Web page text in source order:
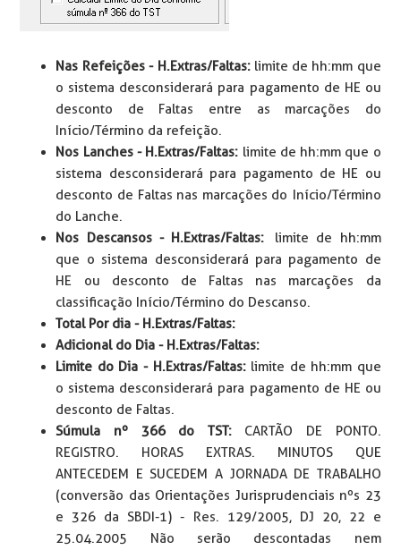
Nas Refeições - H.Extras/Faltas: limite de hh:mm que
o sistema desconsiderará para pagamento de HE ou
desconto de Faltas entre as marcações do
Início/Término da refeição.
Nos Lanches - H.Extras/Faltas: limite de hh:mm que o
sistema desconsiderará para pagamento de HE ou
desconto de Faltas nas marcações do Início/Término
do Lanche.
Nos Descansos - H.Extras/Faltas:
limite de hh:mm
que o sistema desconsiderará para pagamento de
HE ou desconto de Faltas nas marcações da
classificação Início/Término do Descanso.
Total Por dia - H.Extras/Faltas:
Adicional do Dia - H.Extras/Faltas:
Limite do Dia - H.Extras/Faltas:limite de hh:mm que
o sistema desconsiderará para pagamento de HE ou
desconto de Faltas.
Súmula nº 366 do TST:CARTÃO DE PONTO.
REGISTRO. HORAS EXTRAS. MINUTOS QUE
ANTECEDEM E SUCEDEM A JORNADA DE TRABALHO
(conversão das Orientações Jurisprudenciais nºs 23
e 326 da SBDI-1) - Res. 129/2005, DJ 20, 22 e
25.04.2005 Não serão descontadas nem